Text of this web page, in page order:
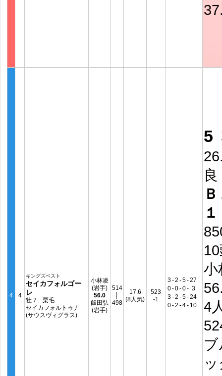
4 4
キングズベスト
セイカフォルゴー
レ
牡 7 栗毛
セイカフォルトゥナ
(サウスヴィグラス)
小林凌
(岩手)
56.0
飯田弘
(岩手)
514
498
17.6
(8人気)
523
-1
3-2 -5-27
0-0-0- 3
3-2 -5-24
0-2 -4- 10
5
良
１
4